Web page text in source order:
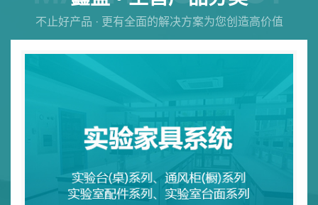
不止好产品 · 更有全面的解决方案为您创造高价值